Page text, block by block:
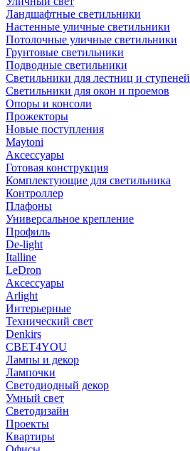
Ландшафтные светильники
Настенные уличные светильники
Потолочные уличные светильники
Грунтовые светильники
Подводные светильники
Светильники для лестниц и ступеней
Светильники для окон и проемов
Опоры и консоли
Прожекторы
Новые поступления
Maytoni
Аксессуары
Готовая конструкция
Комплектующие для светильника
Контроллер
Плафоны
Универсальное крепление
Профиль
De-light
Italline
LeDron
Аксессуары
Arlight
Интерьерные
Технический свет
Denkirs
СВЕТ4YOU
Лампы и декор
Лампочки
Светодиодный декор
Умный свет
Светодизайн
Проекты
Квартиры